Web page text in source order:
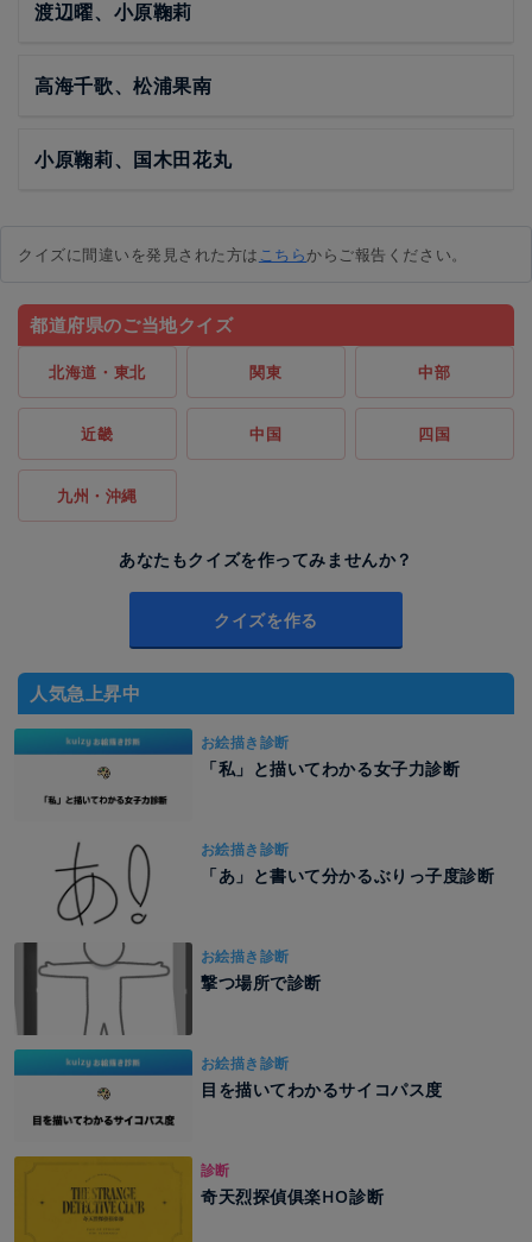
渡辺曜、小原鞠莉
高海千歌、松浦果南
小原鞠莉、国木田花丸
クイズに間違いを発見された方はこちらからご報告ください。
都道府県のご当地クイズ
北海道・東北 関東 中部
近畿 中国 四国
九州・沖縄
あなたもクイズを作ってみませんか？
クイズを作る
人気急上昇中
お絵描き診断
「私」と描いてわかる女子力診断
お絵描き診断
「あ」と書いて分かるぶりっ子度診断
お絵描き診断
撃つ場所で診断
お絵描き診断
目を描いてわかるサイコパス度
診断
奇天烈探偵俱楽HO診断